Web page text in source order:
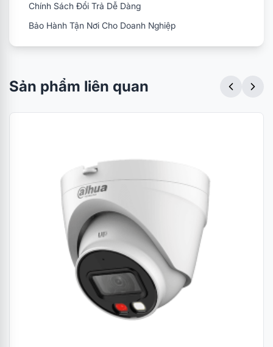
Chính Sách Đổi Trả Dễ Dàng
Bảo Hành Tận Nơi Cho Doanh Nghiệp
Sản phẩm liên quan